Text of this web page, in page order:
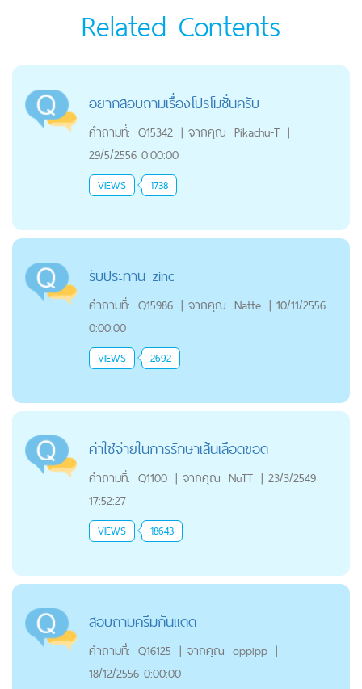
Related Contents
อยากสอบถามเรื่องโปรโมชั่นครับ
คำถามที่: Q15342 | จากคุณ Pikachu-T |
29/5/2556 0:00:00
VIEWS 1738
รับประทาน zinc
คำถามที่: Q15986 | จากคุณ Natte | 10/11/2556
0:00:00
VIEWS 2692
ค่าใช้จ่ายในการรักษาเส้นเลือดขอด
คำถามที่: Q1100 | จากคุณ NuTT | 23/3/2549
17:52:27
VIEWS 18643
สอบถามครีมกันแดด
คำถามที่: Q16125 | จากคุณ oppipp |
18/12/2556 0:00:00